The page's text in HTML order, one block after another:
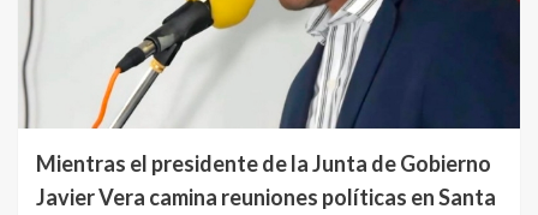
Mientras el presidente de la Junta de Gobierno
Javier Vera camina reuniones políticas en Santa